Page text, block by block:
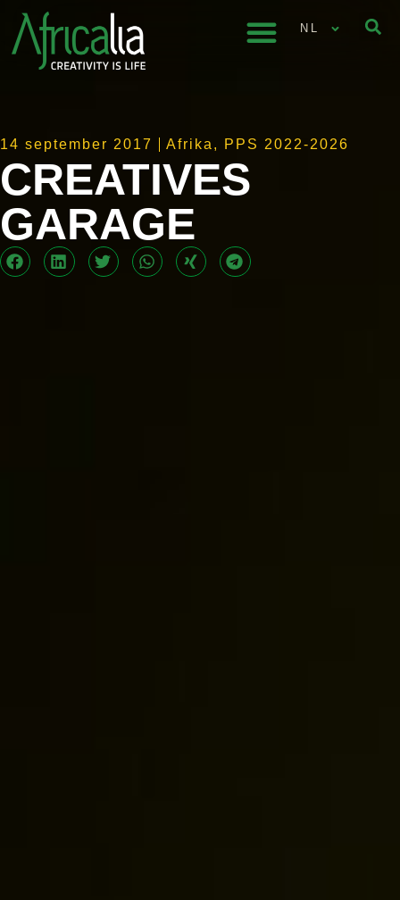
NL
14 september 2017 Afrika , PPS 2022-2026
CREATIVES
GARAGE